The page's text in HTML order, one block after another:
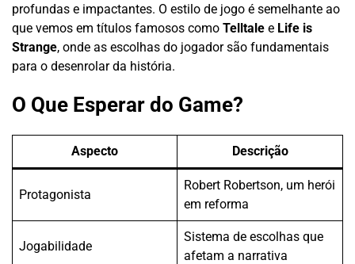
profundas e impactantes. O estilo de jogo é semelhante ao
que vemos em títulos famosos como Telltale e Life is
Strange, onde as escolhas do jogador são fundamentais
para o desenrolar da história.
O Que Esperar do Game?
Aspecto Descrição
Protagonista
Robert Robertson, um herói
em reforma
Jogabilidade
Sistema de escolhas que
afetam a narrativa